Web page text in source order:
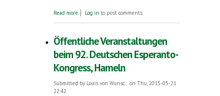
Read more about Judit Polgár, weltbeste Schachspielerin,
Log in to post comments
Öffentliche Veranstaltungen
beim 92. Deutschen Esperanto-
Kongress, Hameln
Submitted by Louis von Wunsc...on Thu, 2015-05-21
22:42